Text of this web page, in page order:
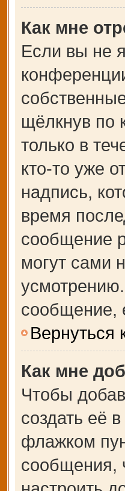
Как мне
Если вы не
щёлкнув по
только в
кто-то уже
надпись,
время
сообщение
могут сами
сообщение,
Вернуться
Как мне
Чтобы
создать её
флажком
сообщения,